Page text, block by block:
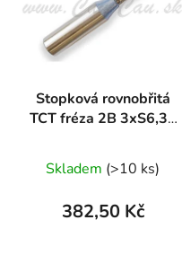
Stopková rovnobřitá
TCT fréza 2B 3xS6,35
Skladem (>10 ks)
382,50 Kč